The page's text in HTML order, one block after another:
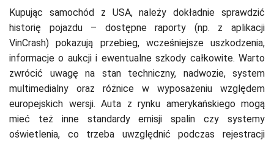
Kupując samochód z USA, należy dokładnie sprawdzić
historię pojazdu – dostępne raporty (np. z aplikacji
VinCrash) pokazują przebieg, wcześniejsze uszkodzenia,
informacje o aukcji i ewentualne szkody całkowite. Warto
zwrócić uwagę na stan techniczny, nadwozie, system
multimedialny oraz różnice w wyposażeniu względem
europejskich wersji. Auta z rynku amerykańskiego mogą
mieć też inne standardy emisji spalin czy systemy
oświetlenia, co trzeba uwzględnić podczas rejestracji